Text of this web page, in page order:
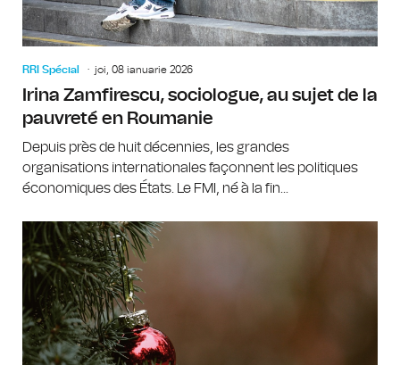
RRI Spécial joi, 08 ianuarie 2026
Irina Zamfirescu, sociologue, au sujet de la
pauvreté en Roumanie
Depuis près de huit décennies, les grandes
organisations internationales façonnent les politiques
économiques des États. Le FMI, né à la fin...